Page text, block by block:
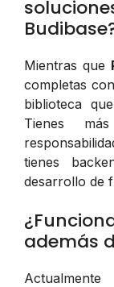
Mientras que
completas
biblioteca
Tienes
tienes
desarrollo de
además